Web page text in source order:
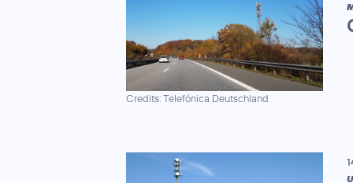
Credits: Telefónica Deutschland